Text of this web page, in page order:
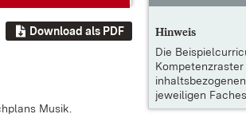
Download als PDF
Mu­sik.
Hinweis
Die
Kompetenzraster
jeweiligen